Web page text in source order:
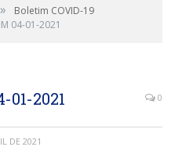
»
Boletim COVID-19
04-01-2021
01-2021 0
DE 2021